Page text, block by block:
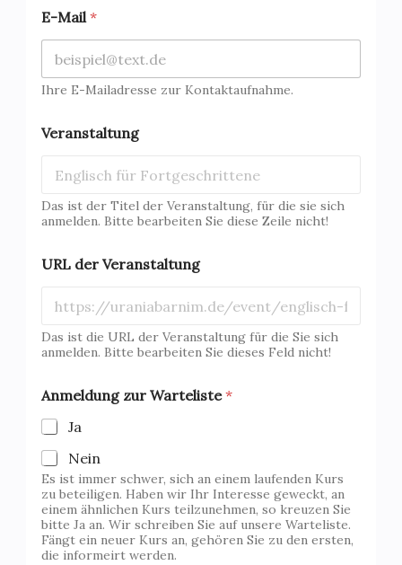
e
r
e
l
f
o
E-Mail*
Ihre E-Mailadresse zur Kontaktaufnahme.
Veranstaltung
Das ist der Titel der Veranstaltung, für die sie sich
anmelden. Bitte bearbeiten Sie diese Zeile nicht!
URL der Veranstaltung
Das ist die URL der Veranstaltung für die Sie sich
anmelden. Bitte bearbeiten Sie dieses Feld nicht!
Anmeldung zur Warteliste*
Ja
Nein
Es ist immer schwer, sich an einem laufenden Kurs
zu beteiligen. Haben wir Ihr Interesse geweckt, an
einem ähnlichen Kurs teilzunehmen, so kreuzen Sie
bitte Ja an. Wir schreiben Sie auf unsere Warteliste.
Fängt ein neuer Kurs an, gehören Sie zu den ersten,
die informeirt werden.